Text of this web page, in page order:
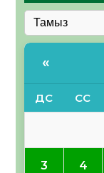
«
ДС СС
3 4